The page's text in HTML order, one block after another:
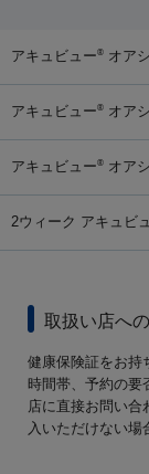
アキュビュー® オア
アキュビュー® オア
アキュビュー® オア
2ウィーク アキュビ
取扱い店へ
健康保険証をお持
時間帯、予約の要
店に直接お問い
入いただけない場